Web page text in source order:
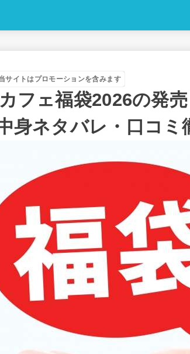
サイトはプロモーションを含みます
フェ福袋2026の発
身ネタバレ・口コミ